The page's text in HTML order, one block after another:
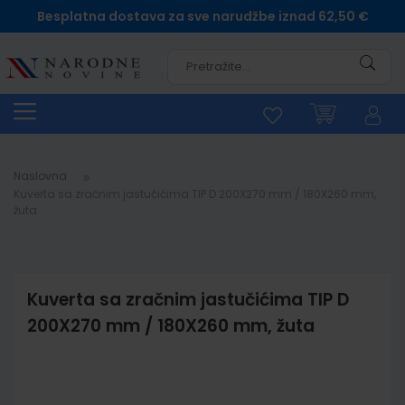
Besplatna dostava za sve narudžbe iznad 62,50 €
Naslovna
Kuverta sa zračnim jastučićima TIP D
200X270 mm / 180X260 mm, žuta